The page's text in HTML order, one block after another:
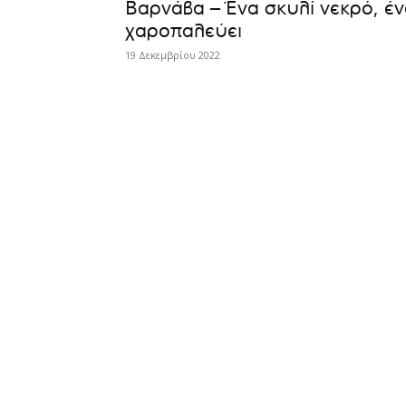
Βαρνάβα – Ένα σκυλί νεκρό,
χαροπαλεύει
19 Δεκεμβρίου 2022